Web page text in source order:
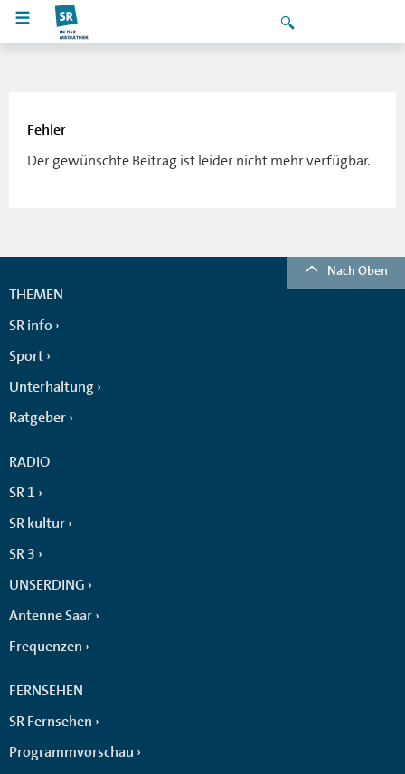
Fehler
Der gewünschte Beitrag ist leider nicht mehr verfügbar.
Nach Oben
THEMEN
SR info
Sport
Unterhaltung
Ratgeber
RADIO
SR 1
SR kultur
SR 3
UNSERDING
Antenne Saar
Frequenzen
FERNSEHEN
SR Fernsehen
Programmvorschau